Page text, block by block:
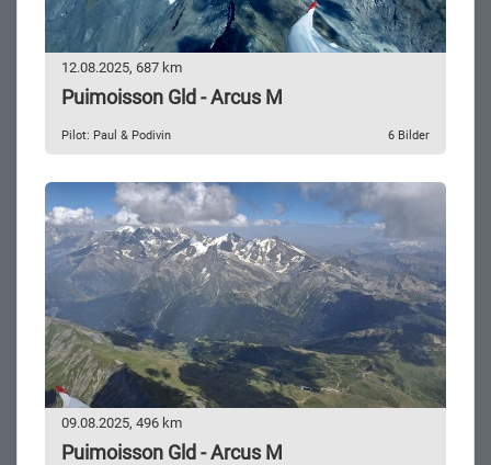
12.08.2025, 687 km
Puimoisson Gld - Arcus M
Pilot: Paul & Podivin 6 Bilder
09.08.2025, 496 km
Puimoisson Gld - Arcus M